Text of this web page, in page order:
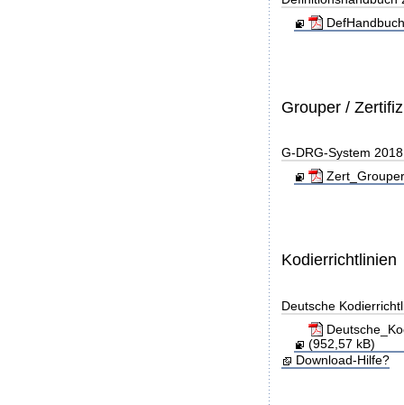
Grouper /
G-DRG-System
Kodierrichtlinien
Deutsche
(952,57 kB)
Download-Hilfe?